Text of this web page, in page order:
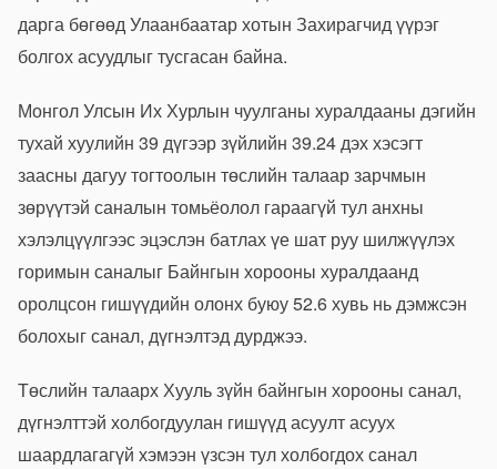
дарга бөгөөд Улаанбаатар хотын Захирагчид үүрэг
болгох асуудлыг тусгасан байна.
Монгол Улсын Их Хурлын чуулганы хуралдааны дэгийн
тухай хуулийн 39 дүгээр зүйлийн 39.24 дэх хэсэгт
заасны дагуу тогтоолын төслийн талаар зарчмын
зөрүүтэй саналын томьёолол гараагүй тул анхны
хэлэлцүүлгээс эцэслэн батлах үе шат руу шилжүүлэх
горимын саналыг Байнгын хорооны хуралдаанд
оролцсон гишүүдийн олонх буюу 52.6 хувь нь дэмжсэн
болохыг санал, дүгнэлтэд дурджээ.
Төслийн талаарх Хууль зүйн байнгын хорооны санал,
дүгнэлттэй холбогдуулан гишүүд асуулт асуух
шаардлагагүй хэмээн үзсэн тул холбогдох санал